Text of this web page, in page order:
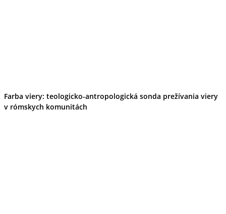
Farba viery: teologicko-antropologická sonda prežívania viery
v rómskych komunitách